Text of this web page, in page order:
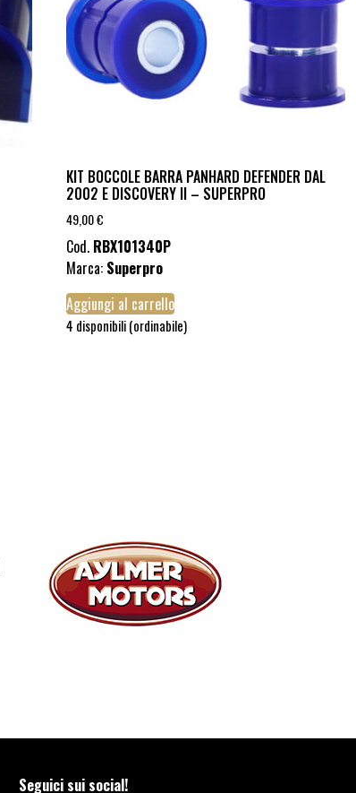
KIT BOCCOLE BARRA PANHARD DEFENDER DAL
2002 E DISCOVERY II – SUPERPRO
49,00€
Cod. RBX101340P
Marca: Superpro
Aggiungi al carrello
4 disponibili (ordinabile)
Seguici sui social!